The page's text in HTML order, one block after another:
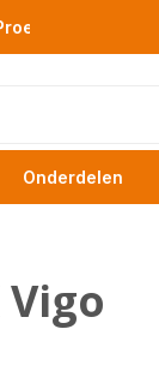
Onderdelen